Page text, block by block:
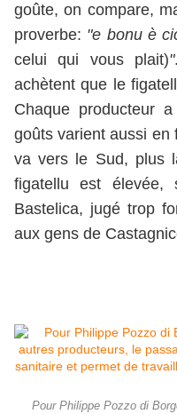
goûte, on compare,
proverbe: "e bonu è
celui qui vous plait)"
achètent que le
Chaque producteur
goûts varient aussi en
va vers le Sud, plus
figatellu est
Bastelica, jugé trop
aux gens de
Pour Philippe Pozzo di